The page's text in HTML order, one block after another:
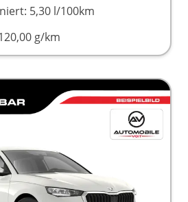
5,30 l/100km
g/km